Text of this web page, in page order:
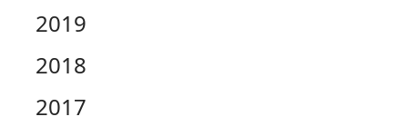
2019
2018
2017